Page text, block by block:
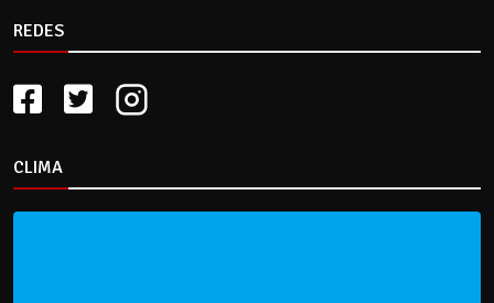
REDES
CLIMA